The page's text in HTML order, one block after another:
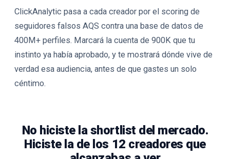
ClickAnalytic pasa a cada creador por el scoring de
seguidores falsos AQS contra una base de datos de
400M+ perfiles. Marcará la cuenta de 900K que tu
instinto ya había aprobado, y te mostrará dónde vive de
verdad esa audiencia, antes de que gastes un solo
céntimo.
No hiciste la shortlist del mercado.
Hiciste la de los 12 creadores que